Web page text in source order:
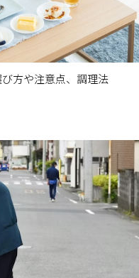
方や注意点、調理法